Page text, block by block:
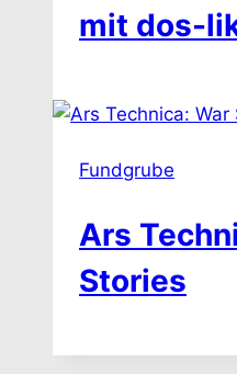
mit dos-
Fundgrube
Ars
Stories